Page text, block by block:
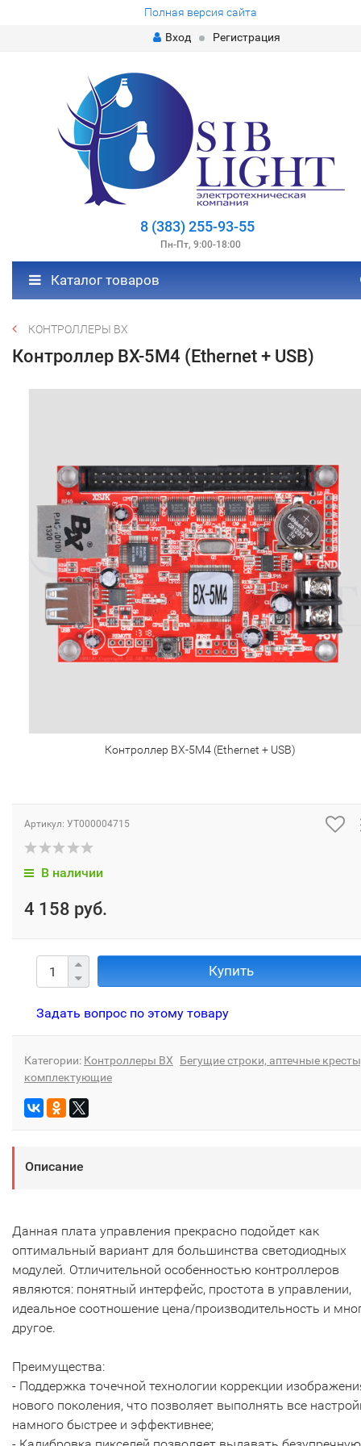
Полная версия сайта
Вход
Регистрация
8 (383) 255-93-55
Пн-Пт, 9:00-18:00
Каталог товаров
КОНТРОЛЛЕРЫ ВХ
Контроллер BX-5M4 (Ethernet + USB)
Контроллер BX-5M4 (Ethernet + USB)
Артикул: УТ000004715
В наличии
4 158 руб.
Купить
Задать вопрос по этому товару
Категории: Контроллеры ВХ
Бегущие строки, аптечные
комплектующие
Описание
Данная плата управления прекрасно подойдет как
оптимальный вариант для большинства светодиодных
модулей. Отличительной особенностью контроллеров
являются: понятный интерфейс, простота в управлении,
идеальное соотношение цена/производительность и
другое.
Преимущества:
- Поддержка точечной технологии коррекции
нового поколения, что позволяет выполнять все
намного быстрее и эффективнее;